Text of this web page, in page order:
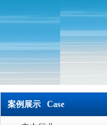
案例展示 Case